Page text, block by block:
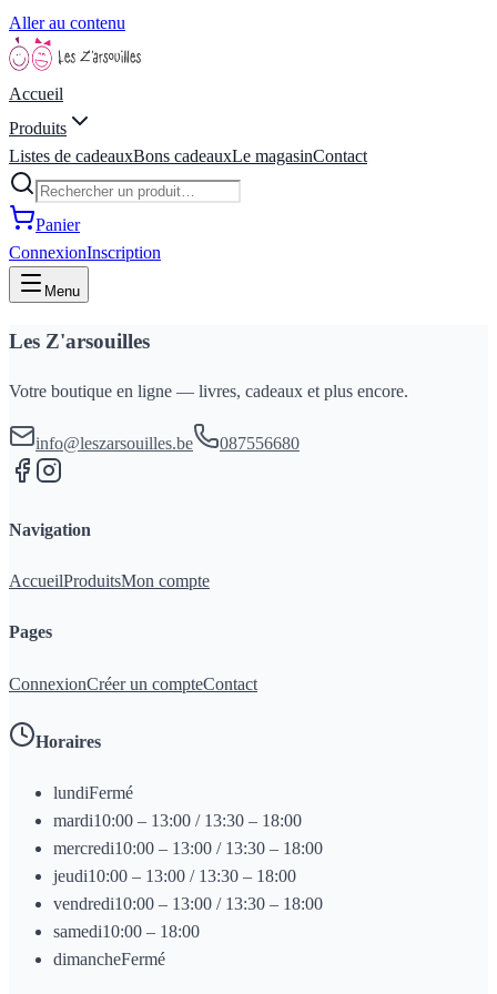
Aller au contenu
Accueil
Produits
Listes de cadeauxBons cadeauxLe magasinContact
Panier
ConnexionInscription
Menu
Les Z'arsouilles
Votre boutique en ligne — livres, cadeaux et plus encore.
info@leszarsouilles.be 087556680
Navigation
AccueilProduitsMon compte
Pages
ConnexionCréer un compteContact
Horaires
lundiFermé
mardi10:00 – 13:00 / 13:30 – 18:00
mercredi10:00 – 13:00 / 13:30 – 18:00
jeudi10:00 – 13:00 / 13:30 – 18:00
vendredi10:00 – 13:00 / 13:30 – 18:00
samedi10:00 – 18:00
dimancheFermé